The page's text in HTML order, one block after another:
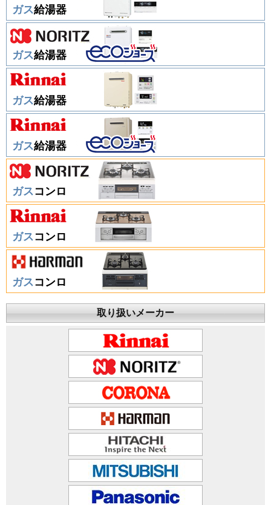
ガス給湯器
ガス給湯器
ガス給湯器
ガス給湯器
ガス コンロ
ガス コンロ
ガス コンロ
取り扱いメーカー